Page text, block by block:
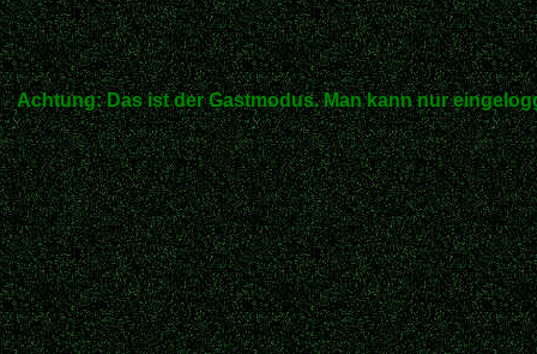
Achtung: Das ist der Gastmodus. Man kann nur